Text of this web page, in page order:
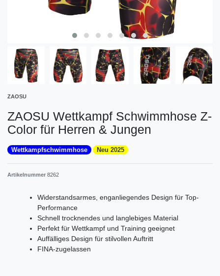
ZAOSU
ZAOSU Wettkampf Schwimmhose Z-
Color für Herren & Jungen
Wettkampfschwimmhose Neu 2025
Artikelnummer 8262
Widerstandsarmes, enganliegendes Design für Top-
Performance
Schnell trocknendes und langlebiges Material
Perfekt für Wettkampf und Training geeignet
Auffälliges Design für stilvollen Auftritt
FINA-zugelassen